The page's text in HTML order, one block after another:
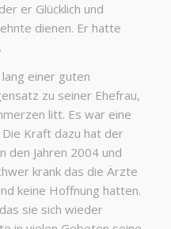
er Glücklich und
dienen. Er hatte
lang einer guten
zu seiner Ehefrau,
litt. Es war eine
Kraft dazu hat der
den Jahren 2004 und
krank das die Ärzte
keine Hoffnung hatten.
sie sich wieder